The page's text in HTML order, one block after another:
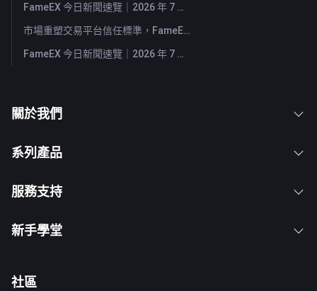
FameEX 今日新聞速覽｜2026 年 7 月 29 日
市場重塑交易平台信任標準，FameEX 以八年穩健營運持續服務全球用戶
FameEX 今日新聞速覽｜2026 年 7 月 28 日
關於我們
系列產品
服務支持
新手學堂
社區